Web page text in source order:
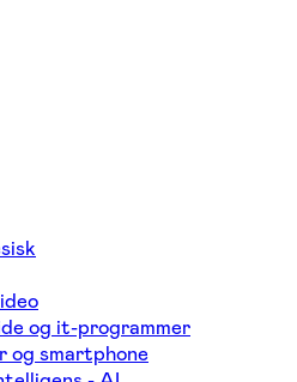
og it-programmer
og smartphone